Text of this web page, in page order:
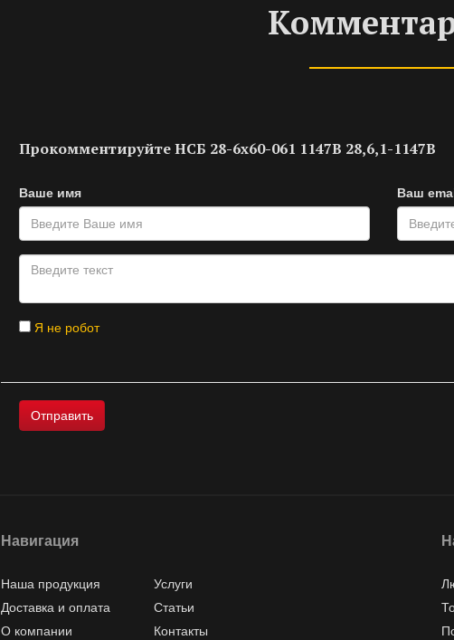
Прокомментируйте НСБ 28-6х60-061 1147В 28,6,1-1147В
Ваше имя Ваш
Я не робот
Навигация
Наша продукция
Услуги
Доставка и оплата
Статьи
О компании
Контакты